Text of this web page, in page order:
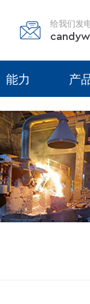
给我们发
能力 产